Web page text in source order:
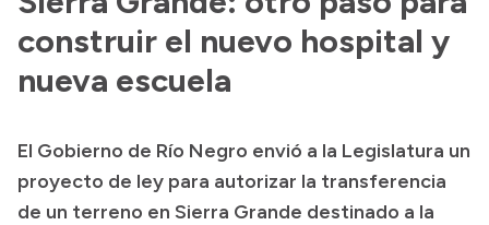
Normativas
Presupuesto
Boletín Oficial
construir el nuevo hospital y
nueva escuela
El Gobierno de Río Negro envió a la Legislatura un
proyecto de ley para autorizar la transferencia
de un terreno en Sierra Grande destinado a la